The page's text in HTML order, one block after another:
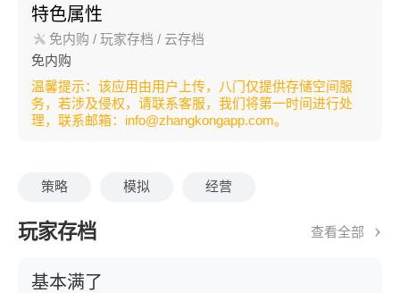
特色属性
免内购 / 玩家存档 / 云存档
免内购
温馨提示：该应用由用户上传，八门仅提供存储空间服
务，若涉及侵权，请联系客服，我们将第一时间进行处
理，联系邮箱：info@zhangkongapp.com。
策略 模拟 经营
玩家存档 查看全部
基本满了